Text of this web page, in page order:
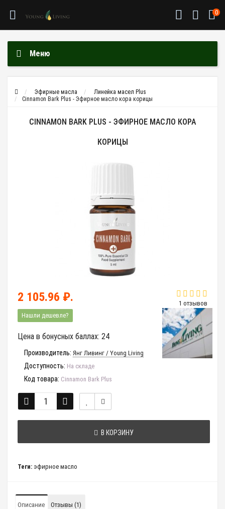
0
Меню
Эфирные масла
Линейка масел Plus
Cinnamon Bark Plus - Эфирное масло кора корицы
CINNAMON BARK PLUS - ЭФИРНОЕ МАСЛО КОРА
КОРИЦЫ
1 отзывов
2 105.96 ₽.
Нашли дешевле?
Цена в бонусных баллах: 24
Производитель: Янг Ливинг / Young Living
Доступность: На складе
Код товара: Cinnamon Bark Plus
В КОРЗИНУ
Теги: эфирное масло
Описание Отзывы (1)